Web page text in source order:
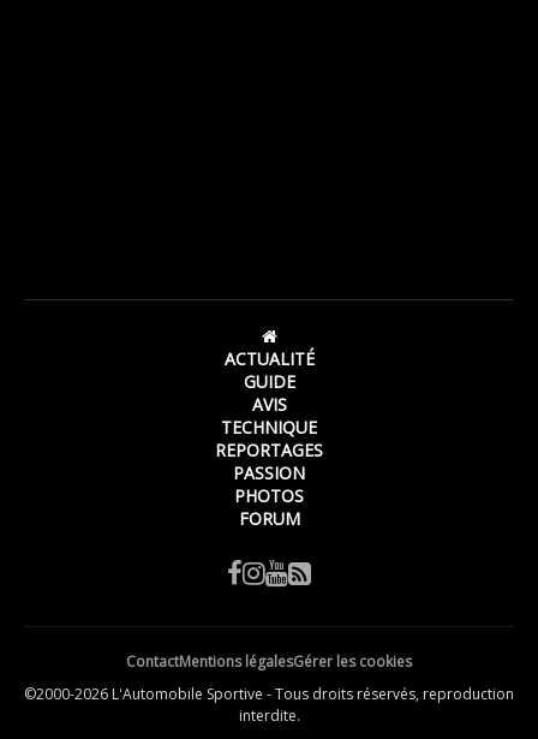
ACTUALITÉ
GUIDE
AVIS
TECHNIQUE
REPORTAGES
PASSION
PHOTOS
FORUM
ContactMentions légalesGérer les cookies
©2000-2026 L'Automobile Sportive - Tous droits réservés, reproduction
interdite.